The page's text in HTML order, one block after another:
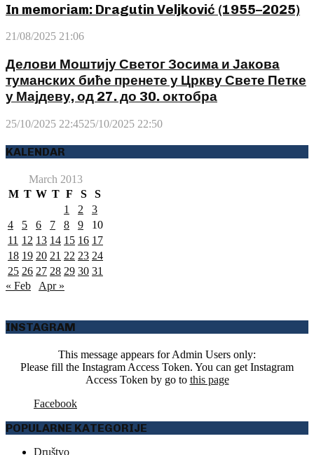
In memoriam: Dragutin Veljković (1955–2025)
21/08/2025 21:06
Делови Моштију Светог Зосима и Јакова
туманских биће пренете у Цркву Свете Петке
у Мајдеву, од 27. до 30. октобра
25/10/2025 22:4525/10/2025 22:50
KALENDAR
March 2013
M T W T F S
S
1
2
3
4
5 6 7 8 9
10
11 12 13 14 15 16 17
18 19 20 21 22 23 24
25 26 27 28 29 30 31
« Feb
Apr »
INSTAGRAM
This message appears for Admin Users only:
Please fill the Instagram Access Token. You can get Instagram
Access Token by go to this page
Facebook
POPULARNE KATEGORIJE
Društvo